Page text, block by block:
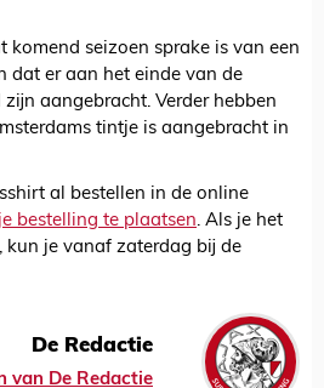
komend seizoen sprake is van een
dat er aan het einde van de
aangebracht. Verder hebben
tintje is aangebracht in
al bestellen in de online
bestelling te plaatsen. Als je het
kun je vanaf zaterdag bij de
De Redactie
van De Redactie